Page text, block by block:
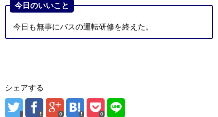
今日のいいこと
今日も無事にバスの運転研修を終えた。
シェアする
0 0